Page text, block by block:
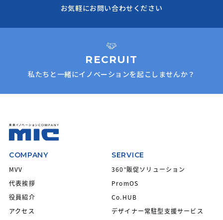
お気軽にお問い合わせください
RECRUIT
私たちと一緒にイノベーションを起こしませんか？
COMPANY
MVV
代表挨拶
役員紹介
アクセス
SERVICE
360°販促ソリューション
PromOS
Co.HUB
デザイナー常駐型支援サービス